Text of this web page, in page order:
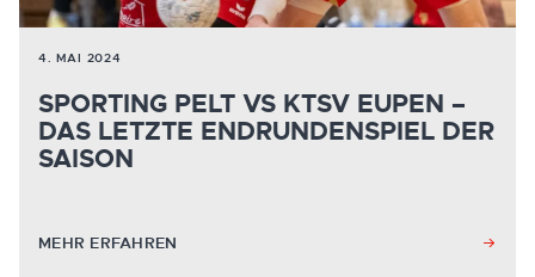
4. MAI 2024
SPORTING PELT VS KTSV EUPEN –
DAS LETZTE ENDRUNDENSPIEL DER
SAISON
MEHR ERFAHREN